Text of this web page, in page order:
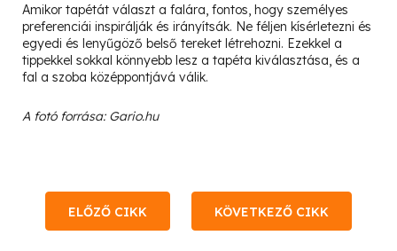
Amikor tapétát választ a falára, fontos, hogy személyes
preferenciái inspirálják és irányítsák. Ne féljen kísérletezni és
egyedi és lenyűgöző belső tereket létrehozni. Ezekkel a
tippekkel sokkal könnyebb lesz a tapéta kiválasztása, és a
fal a szoba középpontjává válik.
A fotó forrása: Gario.hu
ELŐZŐ CIKK KÖVETKEZŐ CIKK